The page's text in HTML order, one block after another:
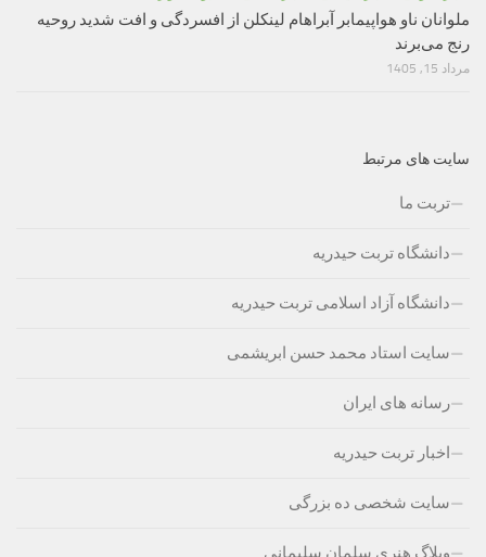
ملوانان ناو هواپیمابر آبراهام لینکلن از افسردگی و افت شدید روحیه
رنج می‌برند
مرداد 15, 1405
سایت های مرتبط
تربت ما
دانشگاه تربت حیدریه
دانشگاه آزاد اسلامی تربت حیدریه
سایت استاد محمد حسن ابریشمی
رسانه های ایران
اخبار تربت حیدریه
سایت شخصی ده بزرگی
وبلاگ هنری سلمان سلیمانی